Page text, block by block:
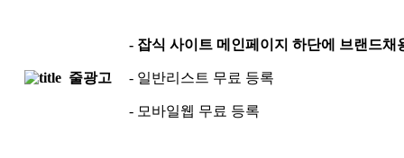
줄광고
- 잡식 사이트 메인페이지 하단에 브랜드채
- 일반리스트 무료 등록
- 모바일웹 무료 등록